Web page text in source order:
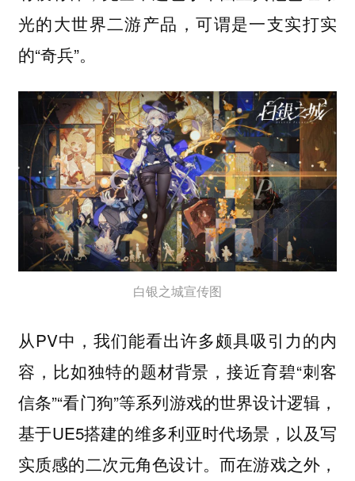
光的大世界二游产品，可谓是一支实打实
的“奇兵”。
白银之城宣传图
从PV中，我们能看出许多颇具吸引力的内
容，比如独特的题材背景，接近育碧“刺客
信条”“看门狗”等系列游戏的世界设计逻辑，
基于UE5搭建的维多利亚时代场景，以及写
实质感的二次元角色设计。而在游戏之外，